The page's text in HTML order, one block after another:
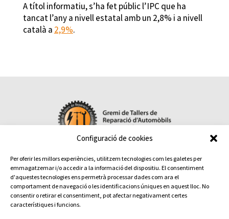
Configuració de cookies
Per oferir les millors experiències, utilitzem tecnologies com les galetes per
emmagatzemar i/o accedir a la informació del dispositiu. El consentiment
d'aquestes tecnologies ens permetrà processar dades com ara el
comportament de navegació o les identificacions úniques en aquest lloc. No
consentir o retirar el consentiment, pot afectar negativament certes
característiques i funcions.
A títol informatiu, s’ha fet públic l’IPC que ha
tancat l’any a nivell estatal amb un 2,8% i a nivell
català a 2,9%.

Contacta amb nosaltres
Maite Pérez – Gestora del Gremi – Tel.93 736 11 03
Terrassa:Sant Pau, 6 · 08221